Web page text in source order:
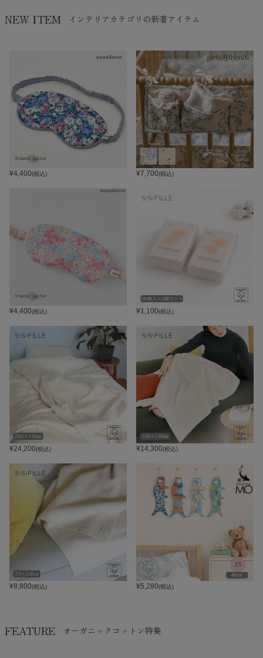
NEW ITEM インテリアカテゴリの新着アイテム
¥4,400(税込) ¥7,700(税込)
¥4,400(税込) ¥1,100(税込)
¥24,200(税込) ¥14,300(税込)
¥8,800(税込) ¥5,280(税込)
FEATURE オーガニックコットン特集